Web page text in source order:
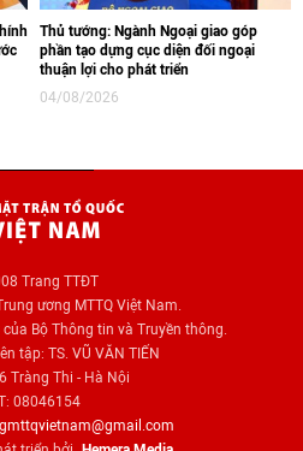
Thủ tướng: Ngành Ngoại giao góp
phần tạo dựng cục diện đối ngoại
thuận lợi cho phát triển
04/08/2026
Trang TTĐT
ương MTTQ Việt Nam.
Bộ Thông tin và Truyền thông.
tập: TS. VŨ VĂN TIẾN
Tràng Thi - Hà Nội
08046154